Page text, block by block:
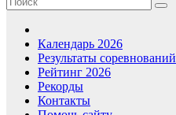
Календарь 2026
Результаты соревнований
Рейтинг 2026
Рекорды
Контакты